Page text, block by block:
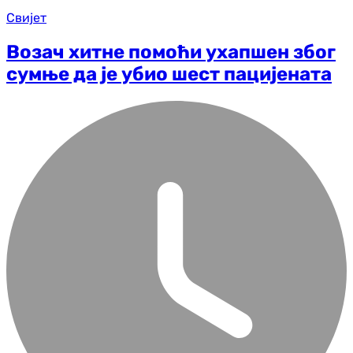
Свијет
Возач хитне помоћи ухапшен због
сумње да је убио шест пацијената